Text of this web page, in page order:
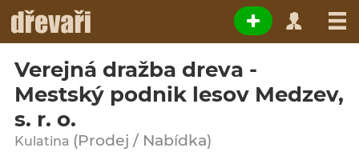
Verejná dražba dreva -
Mestský podnik lesov Medzev,
s. r. o.
Kulatina (Prodej / Nabídka)